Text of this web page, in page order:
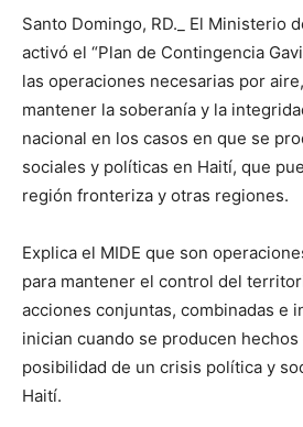
Santo Domingo, RD._ El Ministerio
activó el “Plan de Contingencia
las operaciones necesarias por
mantener la soberanía y la
nacional en los casos en que se
sociales y políticas en Haití, que
región fronteriza y otras regiones.
Explica el MIDE que son
para mantener el control del
acciones conjuntas, combinadas e
inician cuando se producen
posibilidad de un crisis política y
Haití.